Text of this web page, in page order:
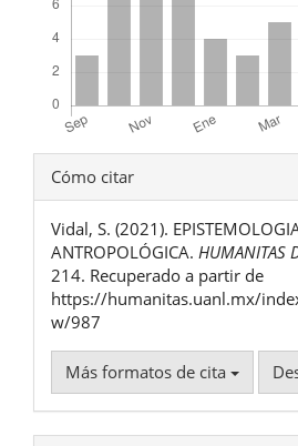
Detalles
del
artículo
Cómo citar
Vidal, S. (2021).
ANTROPOLÓGICA. HUMANITAS
214. Recuperado a partir de
https://humanitas.uanl.mx/
w/987
Más formatos de cita